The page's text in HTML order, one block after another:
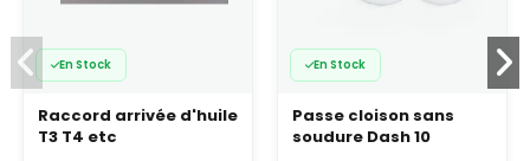
En Stock
Raccord arrivée d'huile
T3 T4 etc
En Stock
Passe cloison sans
soudure Dash 10